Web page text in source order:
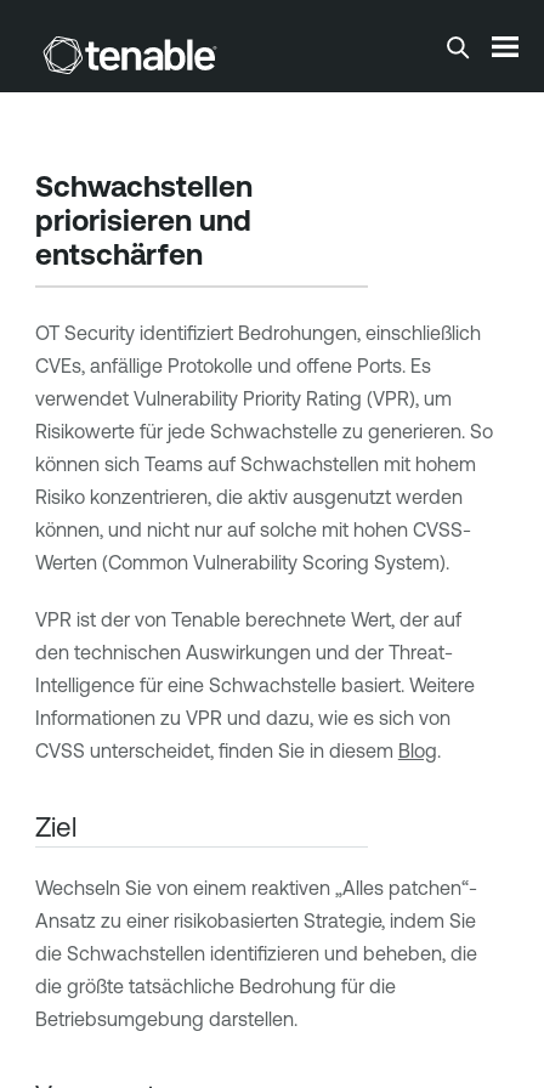
Zum Hauptinhalt springen
Schwachstellen
priorisieren und
entschärfen
OT Securityidentifiziert Bedrohungen, einschließlich
CVEs, anfällige Protokolle und offene Ports. Es
verwendet Vulnerability Priority Rating (VPR), um
Risikowerte für jede Schwachstelle zu generieren. So
können sich Teams auf Schwachstellen mit hohem
Risiko konzentrieren, die aktiv ausgenutzt werden
können, und nicht nur auf solche mit hohen CVSS-
Werten (Common Vulnerability Scoring System).
VPR ist der von Tenableberechnete Wert, der auf
den technischen Auswirkungen und der Threat-
Intelligence für eine Schwachstelle basiert. Weitere
Informationen zu VPR und dazu, wie es sich von
CVSS unterscheidet, finden Sie in diesem Blog.
Ziel
Wechseln Sie von einem reaktiven „Alles patchen“-
Ansatz zu einer risikobasierten Strategie, indem Sie
die Schwachstellen identifizieren und beheben, die
die größte tatsächliche Bedrohung für die
Betriebsumgebung darstellen.